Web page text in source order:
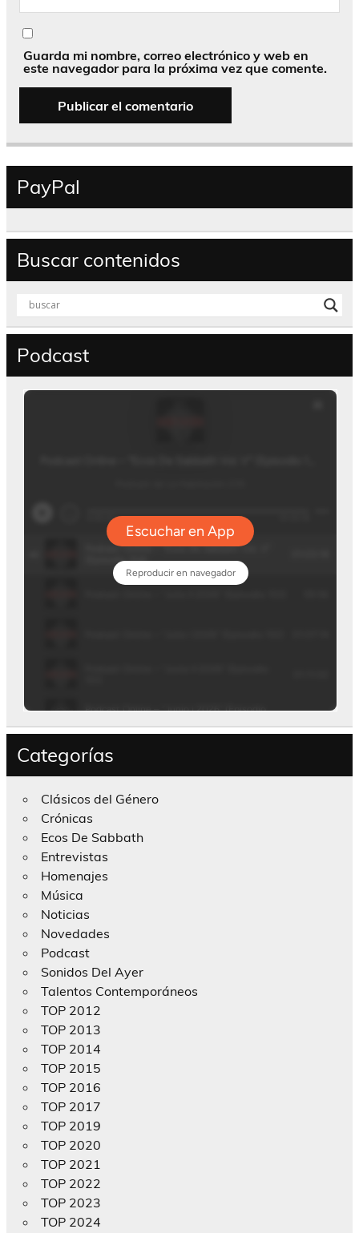
Guarda mi nombre, correo electrónico y web en
este navegador para la próxima vez que comente.
PayPal
Buscar contenidos
Podcast
Categorías
Clásicos del Género
Crónicas
Ecos De Sabbath
Entrevistas
Homenajes
Música
Noticias
Novedades
Podcast
Sonidos Del Ayer
Talentos Contemporáneos
TOP 2012
TOP 2013
TOP 2014
TOP 2015
TOP 2016
TOP 2017
TOP 2019
TOP 2020
TOP 2021
TOP 2022
TOP 2023
TOP 2024